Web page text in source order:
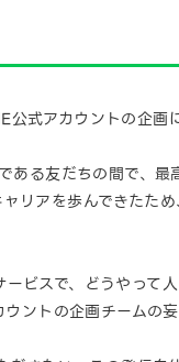
式アカウントの企画
る友だちの間で、
リアを歩んできたた
ビスで、どうやって
ントの企画チームの